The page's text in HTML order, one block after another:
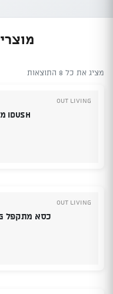
מוצרי OUT LIVING
מציג את כל 8 התוצאות
OUT LIVING
iDush מקלחת שטח אישית
OUT LIVING
כסא מתקפל Out Living דגם Compact